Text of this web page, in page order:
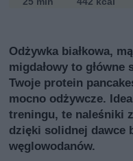
Odżywka białkowa,
migdałowy to główne
Twoje protein
mocno odżywcze.
treningu, te naleśniki
dzięki solidnej dawce
węglowodanów.